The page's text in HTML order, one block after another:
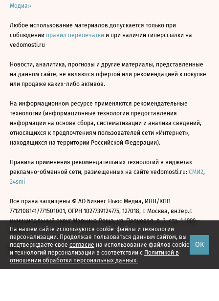
На нашем сайте используются cookie-файлы и технологии
персонализации. Продолжая пользоваться данным сайтом, вы
подтверждаете свое согласие на использование файлов cookie
и технологий персонализации в соответствии с Политикой в
отношении обработки персональных данных.
ОК
Медиа»
Любое использование материалов допускается только при
соблюдении правил перепечатки и при наличии гиперссылки на
vedomosti.ru
Новости, аналитика, прогнозы и другие материалы, представленные
на данном сайте, не являются офертой или рекомендацией к покупке
или продаже каких-либо активов.
На информационном ресурсе применяются рекомендательные
технологии (информационные технологии предоставления
информации на основе сбора, систематизации и анализа сведений,
относящихся к предпочтениям пользователей сети «Интернет»,
находящихся на территории Российской Федерации).
Правила применения рекомендательных технологий в виджетах
рекламно-обменной сети, размещенных на сайте vedomosti.ru: СМИ2,
24smi
Все права защищены © АО Бизнес Ньюс Медиа, ИНН/КПП
7712108141/771501001, ОГРН 1027739124775, 127018, г. Москва, вн.тер.г.
муниципальный округ Марьина Роща, ул. Полковая, д. 3, стр. 1 1999—
2026